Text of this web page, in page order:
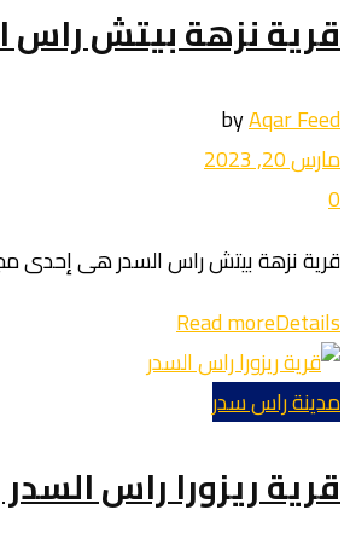
قرية نزهة بيتش راس
byAqar Feed
مارس 20, 2023
0
قرية نزهة بيتش راس السدر هى إحدى
Read moreDetails
مدينة راس سدر
قرية ريزورا راس